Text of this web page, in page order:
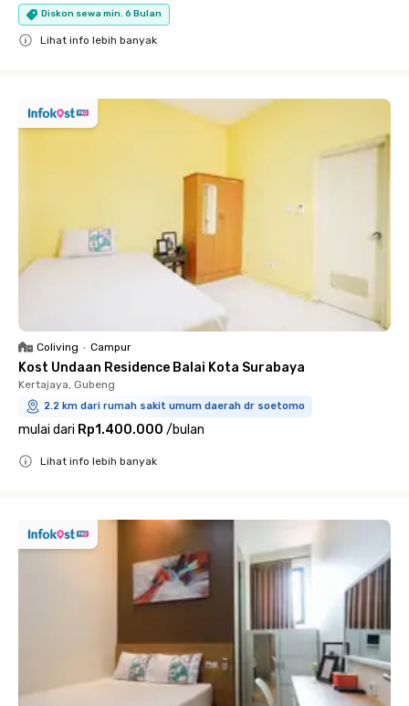
Diskon sewa min. 6 Bulan
Lihat info lebih banyak
Coliving • Campur
Kost Undaan Residence Balai Kota Surabaya
Kertajaya, Gubeng
2.2 km dari rumah sakit umum daerah dr soetomo
mulai dari Rp1.400.000 /bulan
Lihat info lebih banyak